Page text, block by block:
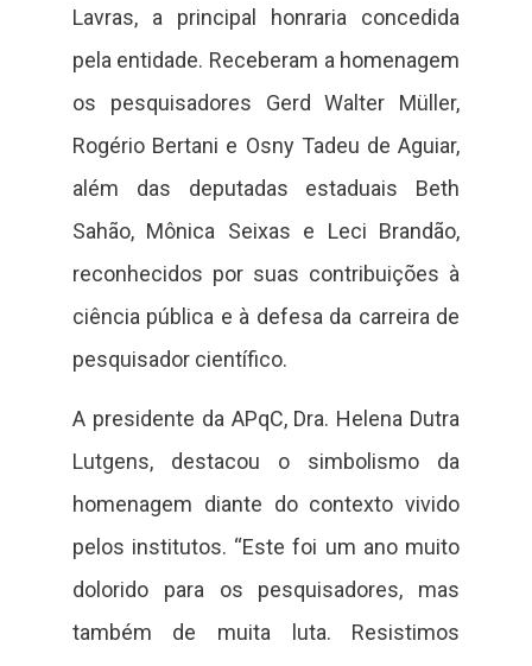
Lavras, a principal honraria concedida
pela entidade. Receberam a homenagem
os pesquisadores Gerd Walter Müller,
Rogério Bertani e Osny Tadeu de Aguiar,
além das deputadas estaduais Beth
Sahão, Mônica Seixas e Leci Brandão,
reconhecidos por suas contribuições à
ciência pública e à defesa da carreira de
pesquisador científico.
A presidente da APqC, Dra. Helena Dutra
Lutgens, destacou o simbolismo da
homenagem diante do contexto vivido
pelos institutos. “Este foi um ano muito
dolorido para os pesquisadores, mas
também de muita luta. Resistimos